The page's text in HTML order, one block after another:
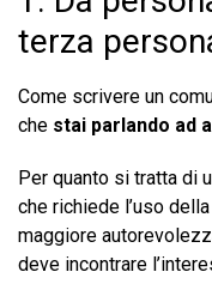
terza
Come scrivere un
che stai parlando ad
Per quanto si tratta di
che richiede l’uso della
maggiore
deve incontrare